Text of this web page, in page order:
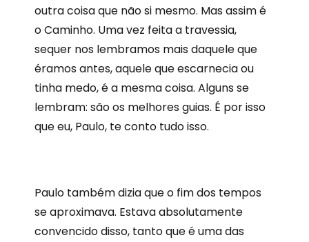
outra coisa que não si mesmo. Mas assim é
o Caminho. Uma vez feita a travessia,
sequer nos lembramos mais daquele que
éramos antes, aquele que escarnecia ou
tinha medo, é a mesma coisa. Alguns se
lembram: são os melhores guias. É por isso
que eu, Paulo, te conto tudo isso.
Paulo também dizia que o fim dos tempos
se aproximava. Estava absolutamente
convencido disso, tanto que é uma das